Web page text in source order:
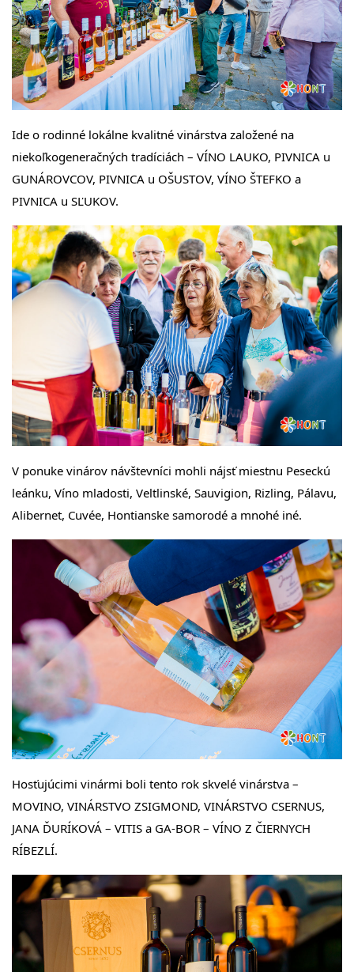
Ide o rodinné lokálne kvalitné vinárstva založené na
niekoľkogeneračných tradíciách – VÍNO LAUKO, PIVNICA u
GUNÁROVCOV, PIVNICA u OŠUSTOV, VÍNO ŠTEFKO a
PIVNICA u SĽUKOV.
V ponuke vinárov návštevníci mohli nájsť miestnu Peseckú
leánku, Víno mladosti, Veltlinské, Sauvigion, Rizling, Pálavu,
Alibernet, Cuvée, Hontianske samorodé a mnohé iné.
Hosťujúcimi vinármi boli tento rok skvelé vinárstva –
MOVINO, VINÁRSTVO ZSIGMOND, VINÁRSTVO CSERNUS,
JANA ĎURÍKOVÁ – VITIS a GA-BOR – VÍNO Z ČIERNYCH
RÍBEZLÍ.